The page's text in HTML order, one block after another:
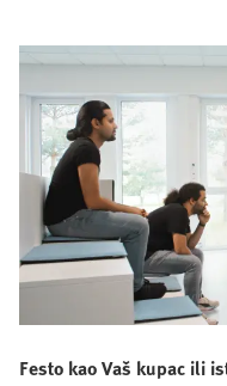
Festo kao Vaš kupac ili